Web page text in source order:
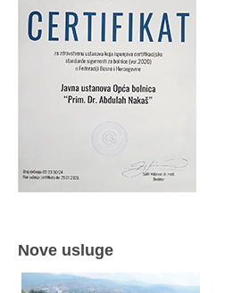
Nove usluge